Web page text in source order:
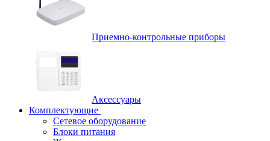
Приемно-контрольные приборы
Аксессуары
Комплектующие
Сетевое оборудование
Блоки питания